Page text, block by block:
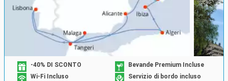
-40% DI SCONTO
Bevande Premium Incluse
Wi-Fi Incluso
Servizio di bordo incluso